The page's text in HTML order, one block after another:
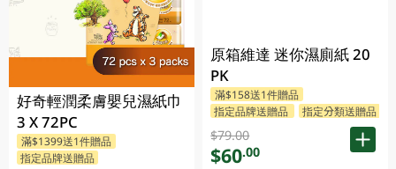
好奇輕潤柔膚嬰兒濕紙巾
3 X 72PC
滿$1399送1件贈品
指定品牌送贈品
原箱維達 迷你濕廁紙 20
PK
滿$158送1件贈品
指定品牌送贈品
指定分類送贈品
$79.00
$60.00